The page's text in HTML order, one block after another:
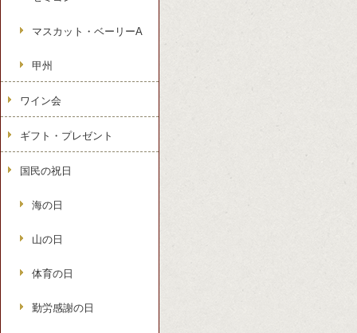
マスカット・ベーリーA
甲州
ワイン会
ギフト・プレゼント
国民の祝日
海の日
山の日
体育の日
勤労感謝の日